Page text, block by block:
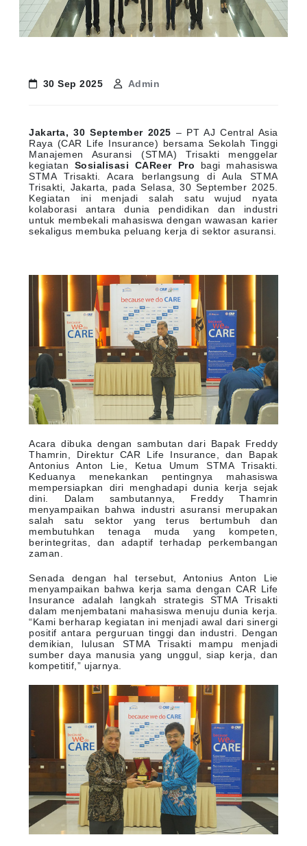
30 Sep 2025 Admin
Jakarta, 30 September 2025 – PT AJ Central Asia
Raya (CAR Life Insurance) bersama Sekolah Tinggi
Manajemen Asuransi (STMA) Trisakti menggelar
kegiatan Sosialisasi CAReer Pro bagi mahasiswa
STMA Trisakti. Acara berlangsung di Aula STMA
Trisakti, Jakarta, pada Selasa, 30 September 2025.
Kegiatan ini menjadi salah satu wujud nyata
kolaborasi antara dunia pendidikan dan industri
untuk membekali mahasiswa dengan wawasan karier
sekaligus membuka peluang kerja di sektor asuransi.
Acara dibuka dengan sambutan dari Bapak Freddy
Thamrin, Direktur CAR Life Insurance, dan Bapak
Antonius Anton Lie, Ketua Umum STMA Trisakti.
Keduanya menekankan pentingnya mahasiswa
mempersiapkan diri menghadapi dunia kerja sejak
dini. Dalam sambutannya, Freddy Thamrin
menyampaikan bahwa industri asuransi merupakan
salah satu sektor yang terus bertumbuh dan
membutuhkan tenaga muda yang kompeten,
berintegritas, dan adaptif terhadap perkembangan
zaman.
Senada dengan hal tersebut, Antonius Anton Lie
menyampaikan bahwa kerja sama dengan CAR Life
Insurance adalah langkah strategis STMA Trisakti
dalam menjembatani mahasiswa menuju dunia kerja.
“Kami berharap kegiatan ini menjadi awal dari sinergi
positif antara perguruan tinggi dan industri. Dengan
demikian, lulusan STMA Trisakti mampu menjadi
sumber daya manusia yang unggul, siap kerja, dan
kompetitif,” ujarnya.